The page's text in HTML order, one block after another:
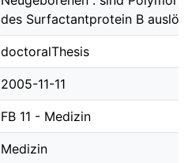
des Surfactantprotein B
doctoralThesis
2005-11-11
FB 11 - Medizin
Medizin